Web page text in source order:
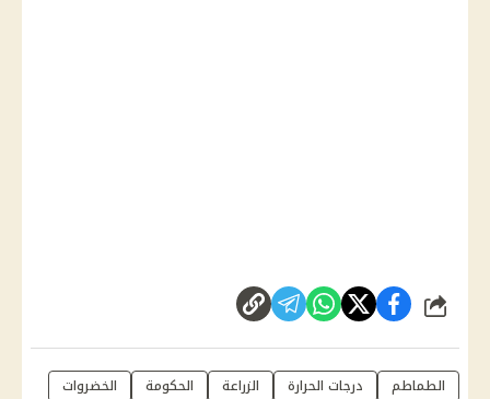
شارك
الطماطم درجات الحرارة الزراعة الحكومة
الخضروات